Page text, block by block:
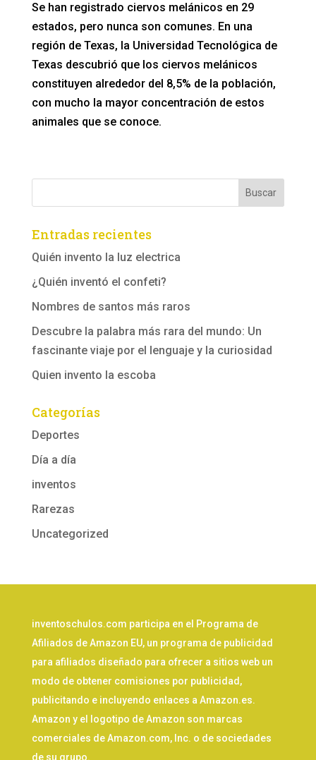
Se han registrado ciervos melánicos en 29
estados, pero nunca son comunes. En una
región de Texas, la Universidad Tecnológica de
Texas descubrió que los ciervos melánicos
constituyen alrededor del 8,5% de la población,
con mucho la mayor concentración de estos
animales que se conoce.
Entradas recientes
Quién invento la luz electrica
¿Quién inventó el confeti?
Nombres de santos más raros
Descubre la palabra más rara del mundo: Un
fascinante viaje por el lenguaje y la curiosidad
Quien invento la escoba
Categorías
Deportes
Día a día
inventos
Rarezas
Uncategorized
inventoschulos.com participa en el Programa de
Afiliados de Amazon EU, un programa de publicidad
para afiliados diseñado para ofrecer a sitios web un
modo de obtener comisiones por publicidad,
publicitando e incluyendo enlaces a Amazon.es.
Amazon y el logotipo de Amazon son marcas
comerciales de Amazon.com, Inc. o de sociedades
de su grupo.